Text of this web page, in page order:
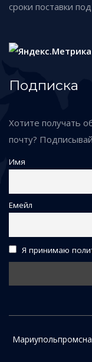
сроки поставки под
Подписка
Хотите получать
почту?
Имя
Емейл
Я принимаю